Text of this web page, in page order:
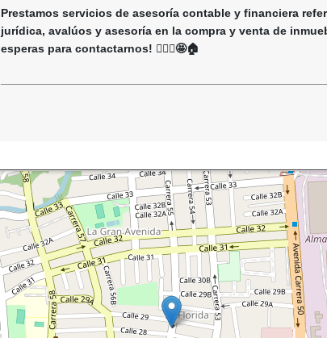
Prestamos servicios de asesoría contable y financiera
jurídica, avalúos y asesoría en la compra y venta de
esperas para contactarnos! 🙋🏻‍♀️🤩🏠